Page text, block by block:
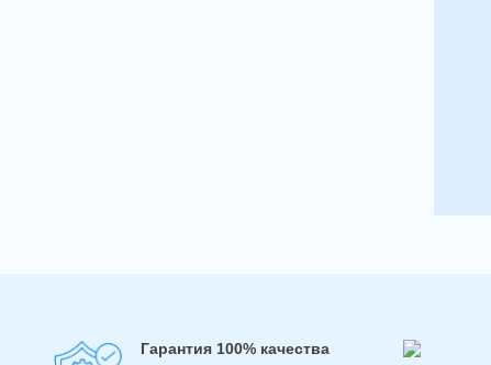
Гарантия 100% качества